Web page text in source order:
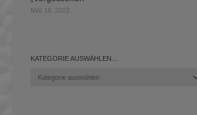
MAI 18, 2022
KATEGORIE AUSWÄHLEN…
Kategorie